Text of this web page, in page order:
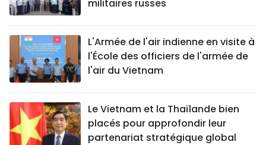
militaires russes
L'Armée de l'air indienne en visite à
l'École des officiers de l'armée de
l'air du Vietnam
Le Vietnam et la Thaïlande bien
placés pour approfondir leur
partenariat stratégique global